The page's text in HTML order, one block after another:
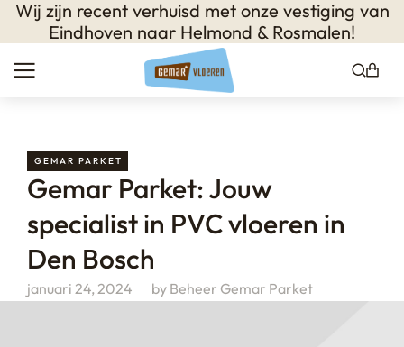
Wij zijn recent verhuisd met onze vestiging van
Eindhoven naar Helmond & Rosmalen!
GEMAR PARKET
Gemar Parket: Jouw
specialist in PVC vloeren in
Den Bosch
januari 24, 2024 by Beheer Gemar Parket